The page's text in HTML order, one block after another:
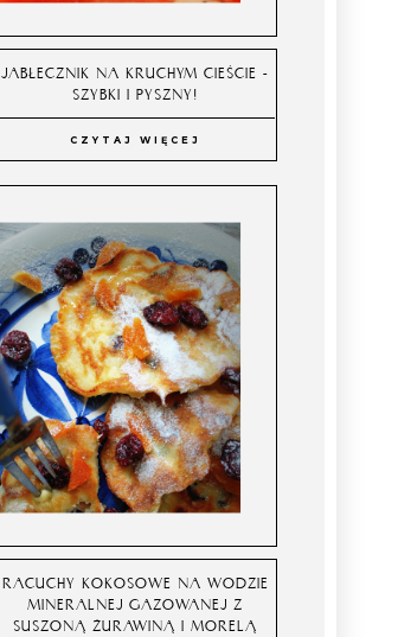
JABŁECZNIK NA KRUCHYM CIEŚCIE -
SZYBKI I PYSZNY!
CZYTAJ WIĘCEJ
RACUCHY KOKOSOWE NA WODZIE
MINERALNEJ GAZOWANEJ Z
SUSZONĄ ŻURAWINĄ I MORELĄ